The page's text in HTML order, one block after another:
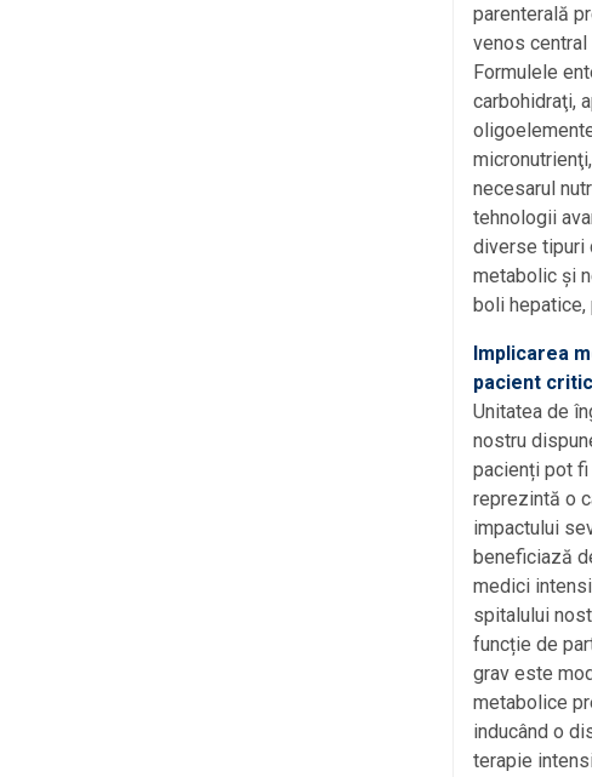
parenterală
venos
Formulele
carbohidraţi,
necesarul
tehnologii
diverse tipuri
metabolic și
boli
Implicarea
pacient
Unitatea de
nostru
pacienți pot fi
reprezintă o
impactului
beneficiază
medici
spitalului
funcție de
grav este
metabolice
inducând o
terapie